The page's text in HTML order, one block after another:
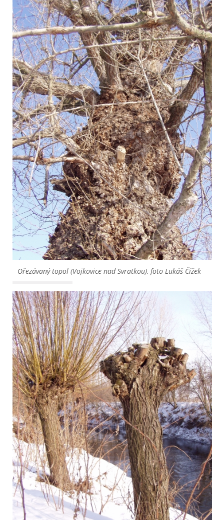
Ořezávaný topol (Vojkovice nad Svratkou), foto Lukáš Čížek